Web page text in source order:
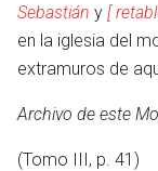
Sebastián y [
en la iglesia del
extramuros de
Archivo de este
(Tomo III, p. 41)